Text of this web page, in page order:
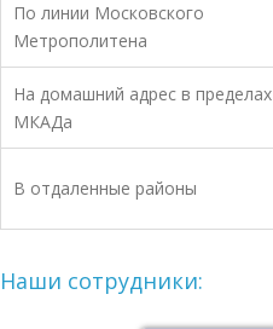
По линии Московского
Метрополитена
На домашний адрес в пределах
МКАДа
В отдаленные районы
Наши сотрудники: